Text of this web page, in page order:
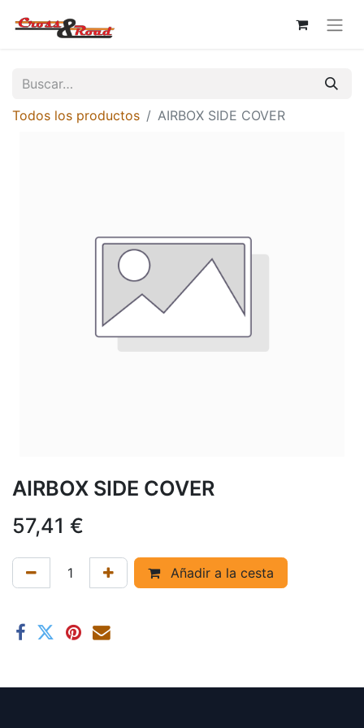
Todos los productos AIRBOX SIDE COVER
AIRBOX SIDE COVER
57,41 €
Añadir a la cesta